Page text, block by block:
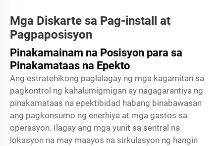
Mga Diskarte sa Pag-install at
Pagpaposisyon
Pinakamainam na Posisyon para sa
Pinakamataas na Epekto
Ang estratehikong paglalagay ng mga kagamitan sa
pagkontrol ng kahalumigmigan ay nagagarantiya ng
pinakamataas na epektibidad habang binabawasan
ang pagkonsumo ng enerhiya at mga gastos sa
operasyon. Ilagay ang mga yunit sa sentral na
lokasyon na may maayos na sirkulasyon ng hangin